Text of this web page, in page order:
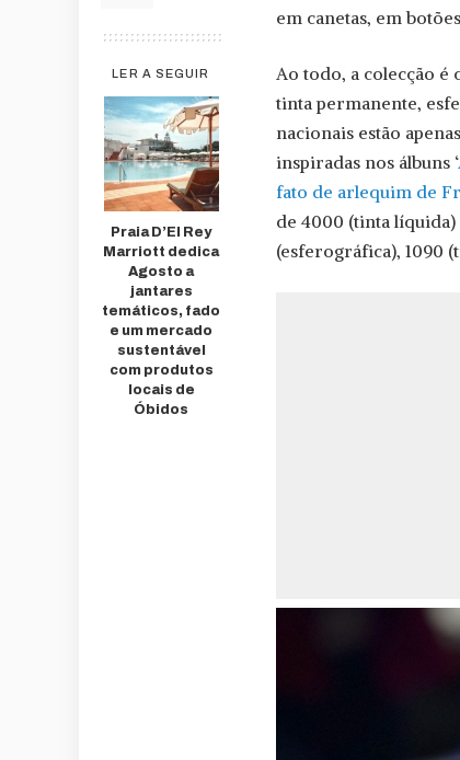
LER A SEGUIR
Praia D’El Rey
Marriott dedica
Agosto a
jantares
temáticos, fado
e um mercado
sustentável
com produtos
locais de
Óbidos
em canetas, em
Ao todo, a colecção é
tinta permanente,
nacionais estão
inspiradas nos álbuns ‘
fato de arlequim de
de 4000 (tinta líquida)
(esferográfica), 1090